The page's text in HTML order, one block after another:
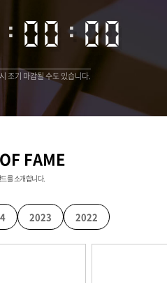
: 00
00 :00
00
조기 마감될 수도 있습니다.
FAME
를 소개합니다.
2023 2022